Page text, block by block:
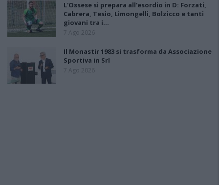
L'Ossese si prepara all'esordio in D: Forzati,
Cabrera, Tesio, Limongelli, Bolzicco e tanti
giovani tra i…
7 Ago 2026
Il Monastir 1983 si trasforma da Associazione
Sportiva in Srl
7 Ago 2026